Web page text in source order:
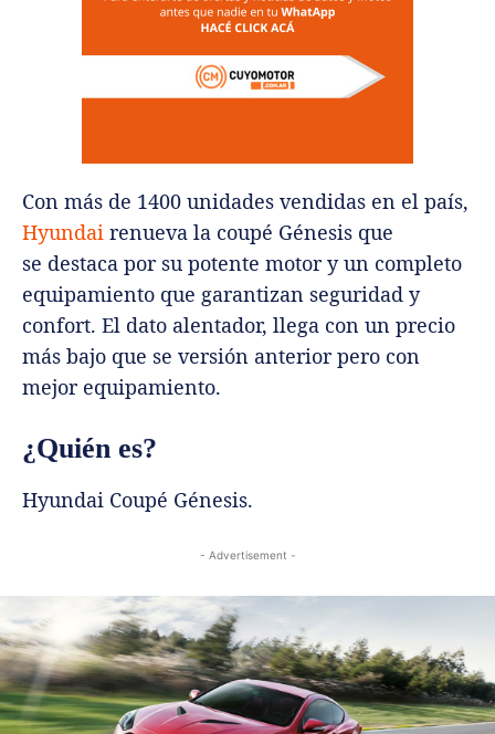
Con más de 1400 unidades vendidas en el país,
Hyundai renueva la coupé Génesis que
se destaca por su potente motor y un completo
equipamiento que garantizan seguridad y
confort. El dato alentador, llega con un precio
más bajo que se versión anterior pero con
mejor equipamiento.
¿Quién es?
Hyundai Coupé Génesis.
- Advertisement -